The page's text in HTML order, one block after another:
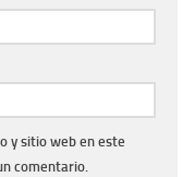
y sitio web en este
comentario.